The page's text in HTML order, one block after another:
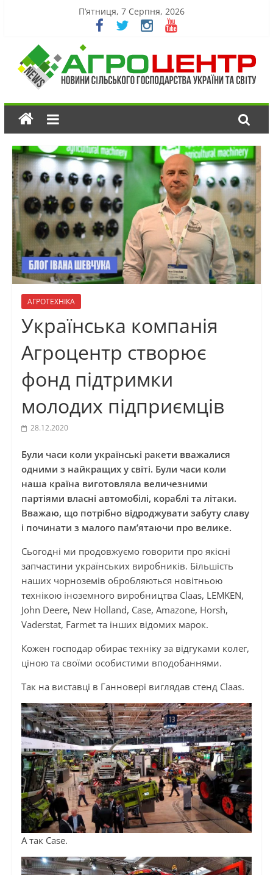
П’ятниця, 7 Серпня, 2026
АГРОТЕХНІКА
Українська компанія
Агроцентр створює
фонд підтримки
молодих підприємців
28.12.2020
Були часи коли українські ракети вважалися
одними з найкращих у світі. Були часи коли
наша країна виготовляла величезними
партіями власні автомобілі, кораблі та літаки.
Вважаю, що потрібно відроджувати забуту славу
і починати з малого пам’ятаючи про велике.
Сьогодні ми продовжуємо говорити про якісні
запчастини українських виробників. Більшість
наших чорноземів обробляються новітньою
технікою іноземного виробництва Claas, LEMKEN,
John Deere, New Holland, Case, Amazone, Horsh,
Vaderstat, Farmet та інших відомих марок.
Кожен господар обирає техніку за відгуками колег,
ціною та своїми особистими вподобаннями.
Так на виставці в Ганновері виглядав стенд Claas.
А так Case.